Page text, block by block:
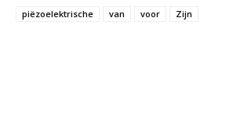
piëzoelektrische
van voor Zijn